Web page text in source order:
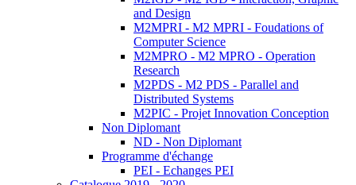
and Design
M2MPRI - M2 MPRI - Foudations of
Computer Science
M2MPRO - M2 MPRO - Operation
Research
M2PDS - M2 PDS - Parallel and
Distributed Systems
M2PIC - Projet Innovation Conception
Non Diplomant
ND - Non Diplomant
Programme d'échange
PEI - Echanges PEI